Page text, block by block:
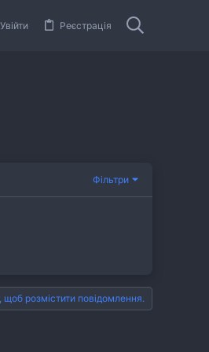
Увійти Реєстрація
Фільтри
щоб розмістити повідомлення.